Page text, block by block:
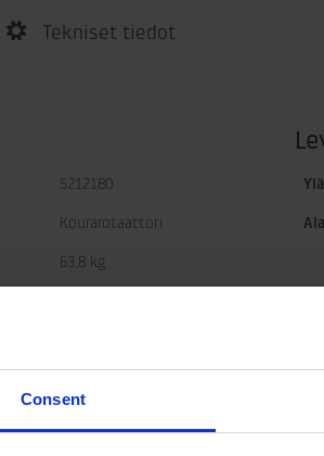
Consent
Tekniset tiedot
5212180
Kourarotaattori
63,8 kg